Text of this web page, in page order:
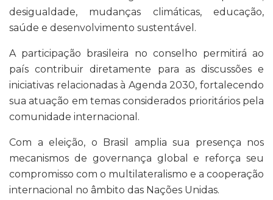
desigualdade, mudanças climáticas, educação,
saúde e desenvolvimento sustentável.
A participação brasileira no conselho permitirá ao
país contribuir diretamente para as discussões e
iniciativas relacionadas à Agenda 2030, fortalecendo
sua atuação em temas considerados prioritários pela
comunidade internacional.
Com a eleição, o Brasil amplia sua presença nos
mecanismos de governança global e reforça seu
compromisso com o multilateralismo e a cooperação
internacional no âmbito das Nações Unidas.